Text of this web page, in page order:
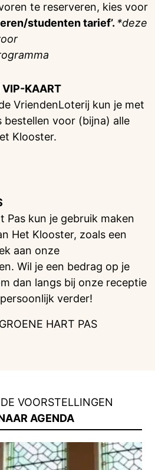
te reserveren, kies voor
studenten tarief’. *deze
VIP-KAART
VriendenLoterij kun je met
voor (bijna) alle
Klooster.
Pas kun je gebruik maken
Het Klooster, zoals een
aan onze
Wil je een bedrag op je
dan langs bij onze receptie
verder!
HART PAS
VOORSTELLINGEN
AGENDA